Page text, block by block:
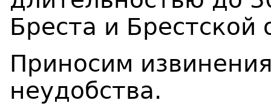
Бреста и Брестской
Приносим
неудобства.